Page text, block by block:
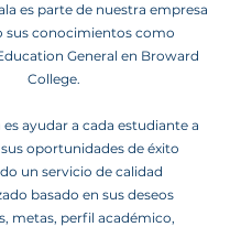
es parte de nuestra empresa
sus conocimientos como
General en Broward
College.
ayudar a cada estudiante a
oportunidades de éxito
un servicio de calidad
basado en sus deseos
metas, perfil académico,